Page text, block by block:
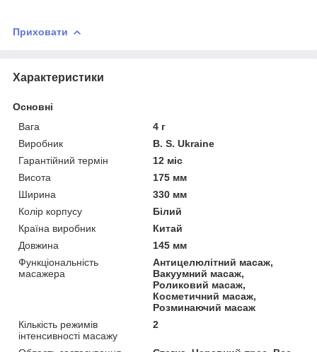
Приховати
Характеристики
Основні
Вага
4 г
Виробник
B. S. Ukraine
Гарантійний термін
12 міс
Висота
175 мм
Ширина
330 мм
Колір корпусу
Білий
Країна виробник
Китай
Довжина
145 мм
Функціональність
масажера
Антицелюлітний масаж,
Вакуумний масаж,
Роликовий масаж,
Косметичний масаж,
Розминаючий масаж
Кількість режимів
інтенсивності масажу
2